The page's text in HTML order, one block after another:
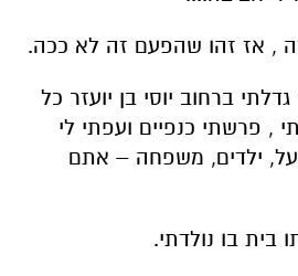
, אז זהו שהפעם זה לא ככה.
ברחוב יוסי בן יועזר כל
, פרשתי כנפיים ועפתי לי
ילדים, משפחה – אתם
בית בו נולדתי.